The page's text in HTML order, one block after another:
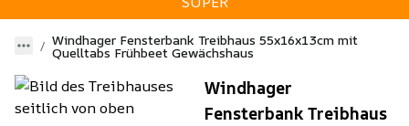
Windhager Fensterbank Treibhaus 55x16x13cm mit
Quelltabs Frühbeet Gewächshaus
Windhager
Fensterbank Treibhaus